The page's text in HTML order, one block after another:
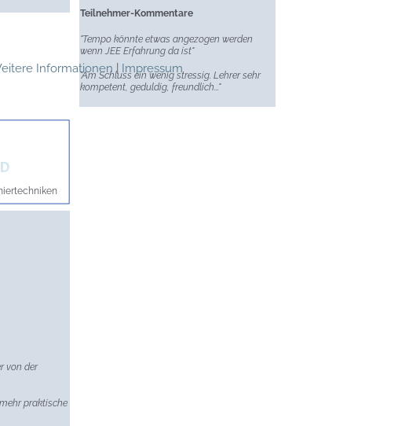
Teilnehmer-Kommentare
"Tempo könnte etwas angezogen werden
wenn JEE Erfahrung da ist"
"Am Schluss ein wenig stressig. Lehrer sehr
kompetent, geduldig, freundlich..."
von der
praktische
Informationen | Impressum